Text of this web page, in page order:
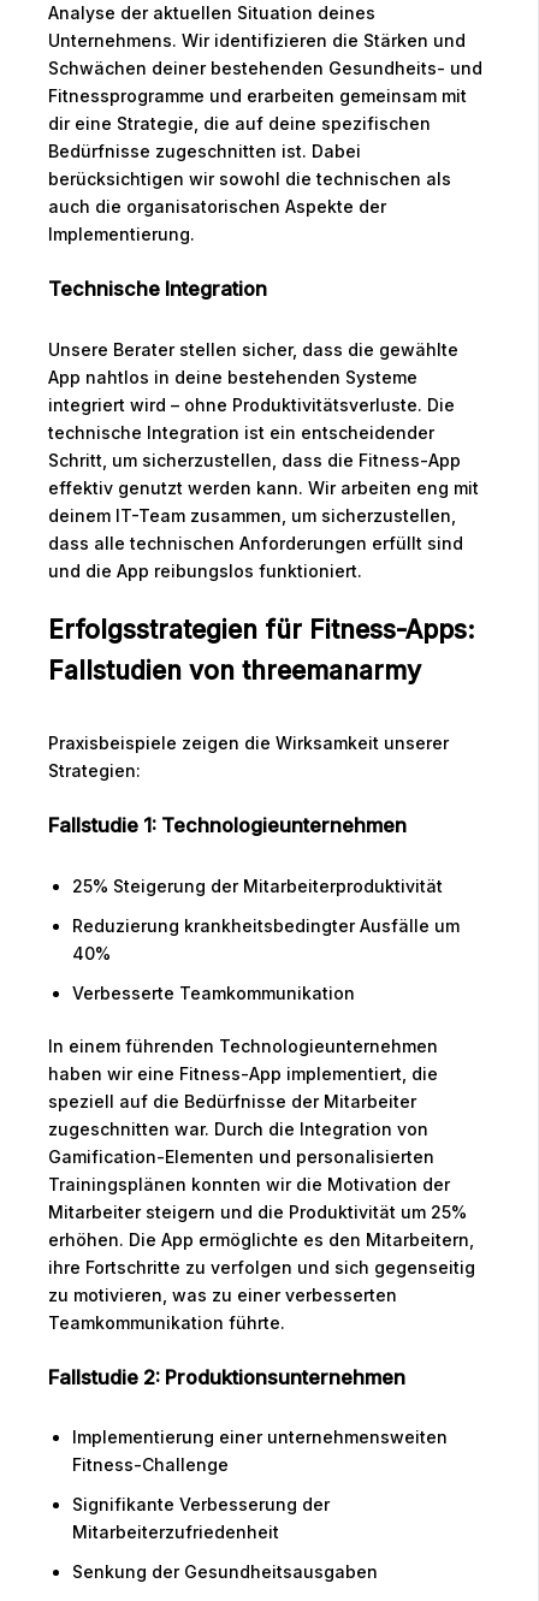
Analyse der aktuellen Situation deines
Unternehmens. Wir identifizieren die Stärken und
Schwächen deiner bestehenden Gesundheits- und
Fitnessprogramme und erarbeiten gemeinsam mit
dir eine Strategie, die auf deine spezifischen
Bedürfnisse zugeschnitten ist. Dabei
berücksichtigen wir sowohl die technischen als
auch die organisatorischen Aspekte der
Implementierung.
Technische Integration
Unsere Berater stellen sicher, dass die gewählte
App nahtlos in deine bestehenden Systeme
integriert wird – ohne Produktivitätsverluste. Die
technische Integration ist ein entscheidender
Schritt, um sicherzustellen, dass die Fitness-App
effektiv genutzt werden kann. Wir arbeiten eng mit
deinem IT-Team zusammen, um sicherzustellen,
dass alle technischen Anforderungen erfüllt sind
und die App reibungslos funktioniert.
Erfolgsstrategien für Fitness-Apps:
Fallstudien von threemanarmy
Praxisbeispiele zeigen die Wirksamkeit unserer
Strategien:
Fallstudie 1: Technologieunternehmen
25% Steigerung der Mitarbeiterproduktivität
Reduzierung krankheitsbedingter Ausfälle um
40%
Verbesserte Teamkommunikation
In einem führenden Technologieunternehmen
haben wir eine Fitness-App implementiert, die
speziell auf die Bedürfnisse der Mitarbeiter
zugeschnitten war. Durch die Integration von
Gamification-Elementen und personalisierten
Trainingsplänen konnten wir die Motivation der
Mitarbeiter steigern und die Produktivität um 25%
erhöhen. Die App ermöglichte es den Mitarbeitern,
ihre Fortschritte zu verfolgen und sich gegenseitig
zu motivieren, was zu einer verbesserten
Teamkommunikation führte.
Fallstudie 2: Produktionsunternehmen
Implementierung einer unternehmensweiten
Fitness-Challenge
Signifikante Verbesserung der
Mitarbeiterzufriedenheit
Senkung der Gesundheitsausgaben